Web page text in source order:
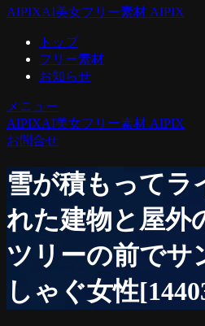
AIPIXAI美女フリー素材 AIPIX
トップ
フリー素材
お知らせ
メニュー
AIPIXAI美女フリー素材 AIPIX
お問合せ
雪が積もってラ
れた建物と屋外
ツリーの前でサ
しゃぐ女性